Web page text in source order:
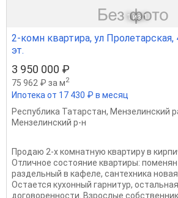
1 из 1
2-комн квартира, ул Пролетарская,
эт.
3 950 000 ₽
75 962 ₽ за м2
Ипотека от 17 430 ₽ в месяц
Республика Татарстан, Мензелинский
Мензелинский р-н
Продаю 2-х комнатную квартиру в
Отличное состояние квартиры:
раздельный в кафеле, сантехника
Остается кухонный гарнитур,
договоренности. Взрослые